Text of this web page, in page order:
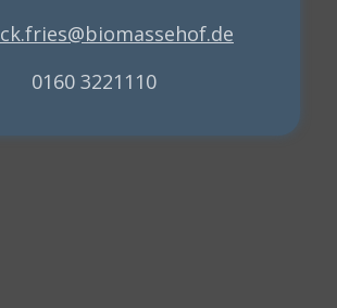
0160 3221110